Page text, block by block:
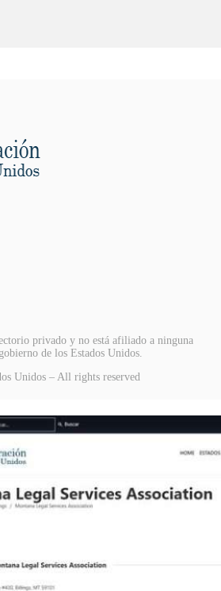
privado y no está afiliado a ninguna
de los Estados Unidos.
Unidos – All rights reserved